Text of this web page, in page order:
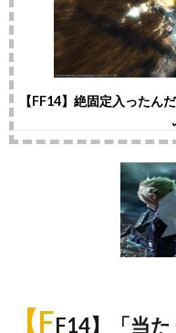
【FF14】絶固定入ったん
【FF14】「当